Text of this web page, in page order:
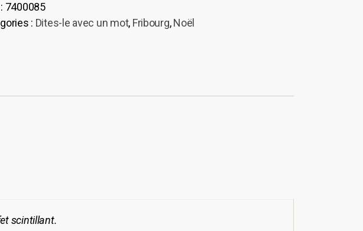
7400085
: Dites-le avec un mot, Fribourg,Noël
scintillant.